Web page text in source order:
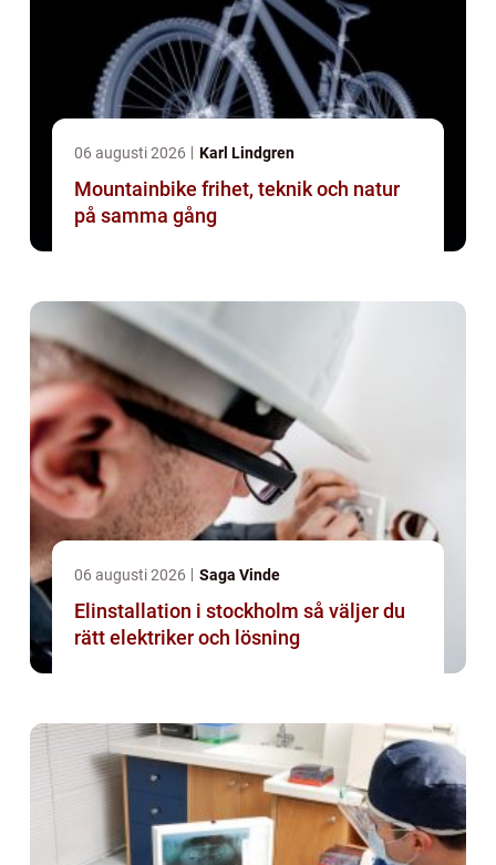
06 augusti 2026 Karl Lindgren
Mountainbike frihet, teknik och natur
på samma gång
06 augusti 2026 Saga Vinde
Elinstallation i stockholm så väljer du
rätt elektriker och lösning